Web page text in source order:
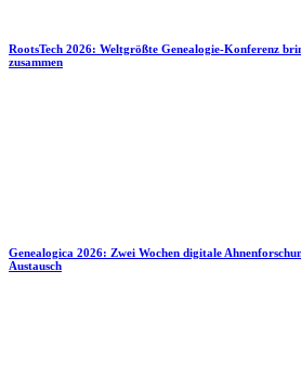
RootsTech 2026: Weltgrößte Genealogie-Konferenz
zusammen
Genealogica 2026: Zwei Wochen digitale
Austausch